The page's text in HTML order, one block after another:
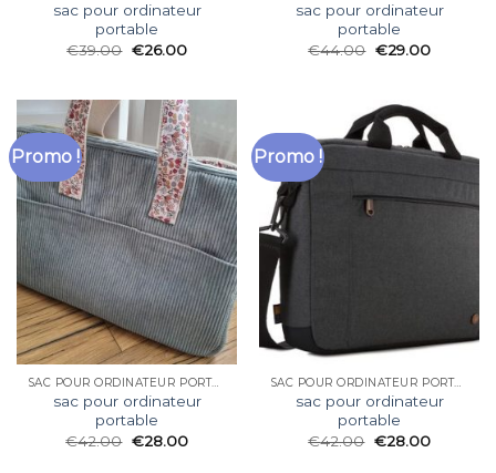
sac pour ordinateur
portable
€39.00 €26.00
sac pour ordinateur
portable
€44.00 €29.00
Promo !
SAC POUR ORDINATEUR PORTABLE
sac pour ordinateur
portable
€42.00 €28.00
Promo !
SAC POUR ORDINATEUR PORTABLE
sac pour ordinateur
portable
€42.00 €28.00